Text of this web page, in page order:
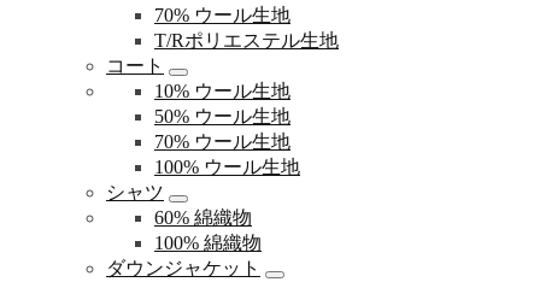
70% ウール生地
T/Rポリエステル生地
コート
10% ウール生地
50% ウール生地
70% ウール生地
100% ウール生地
シャツ
60% 綿織物
100% 綿織物
ダウンジャケット